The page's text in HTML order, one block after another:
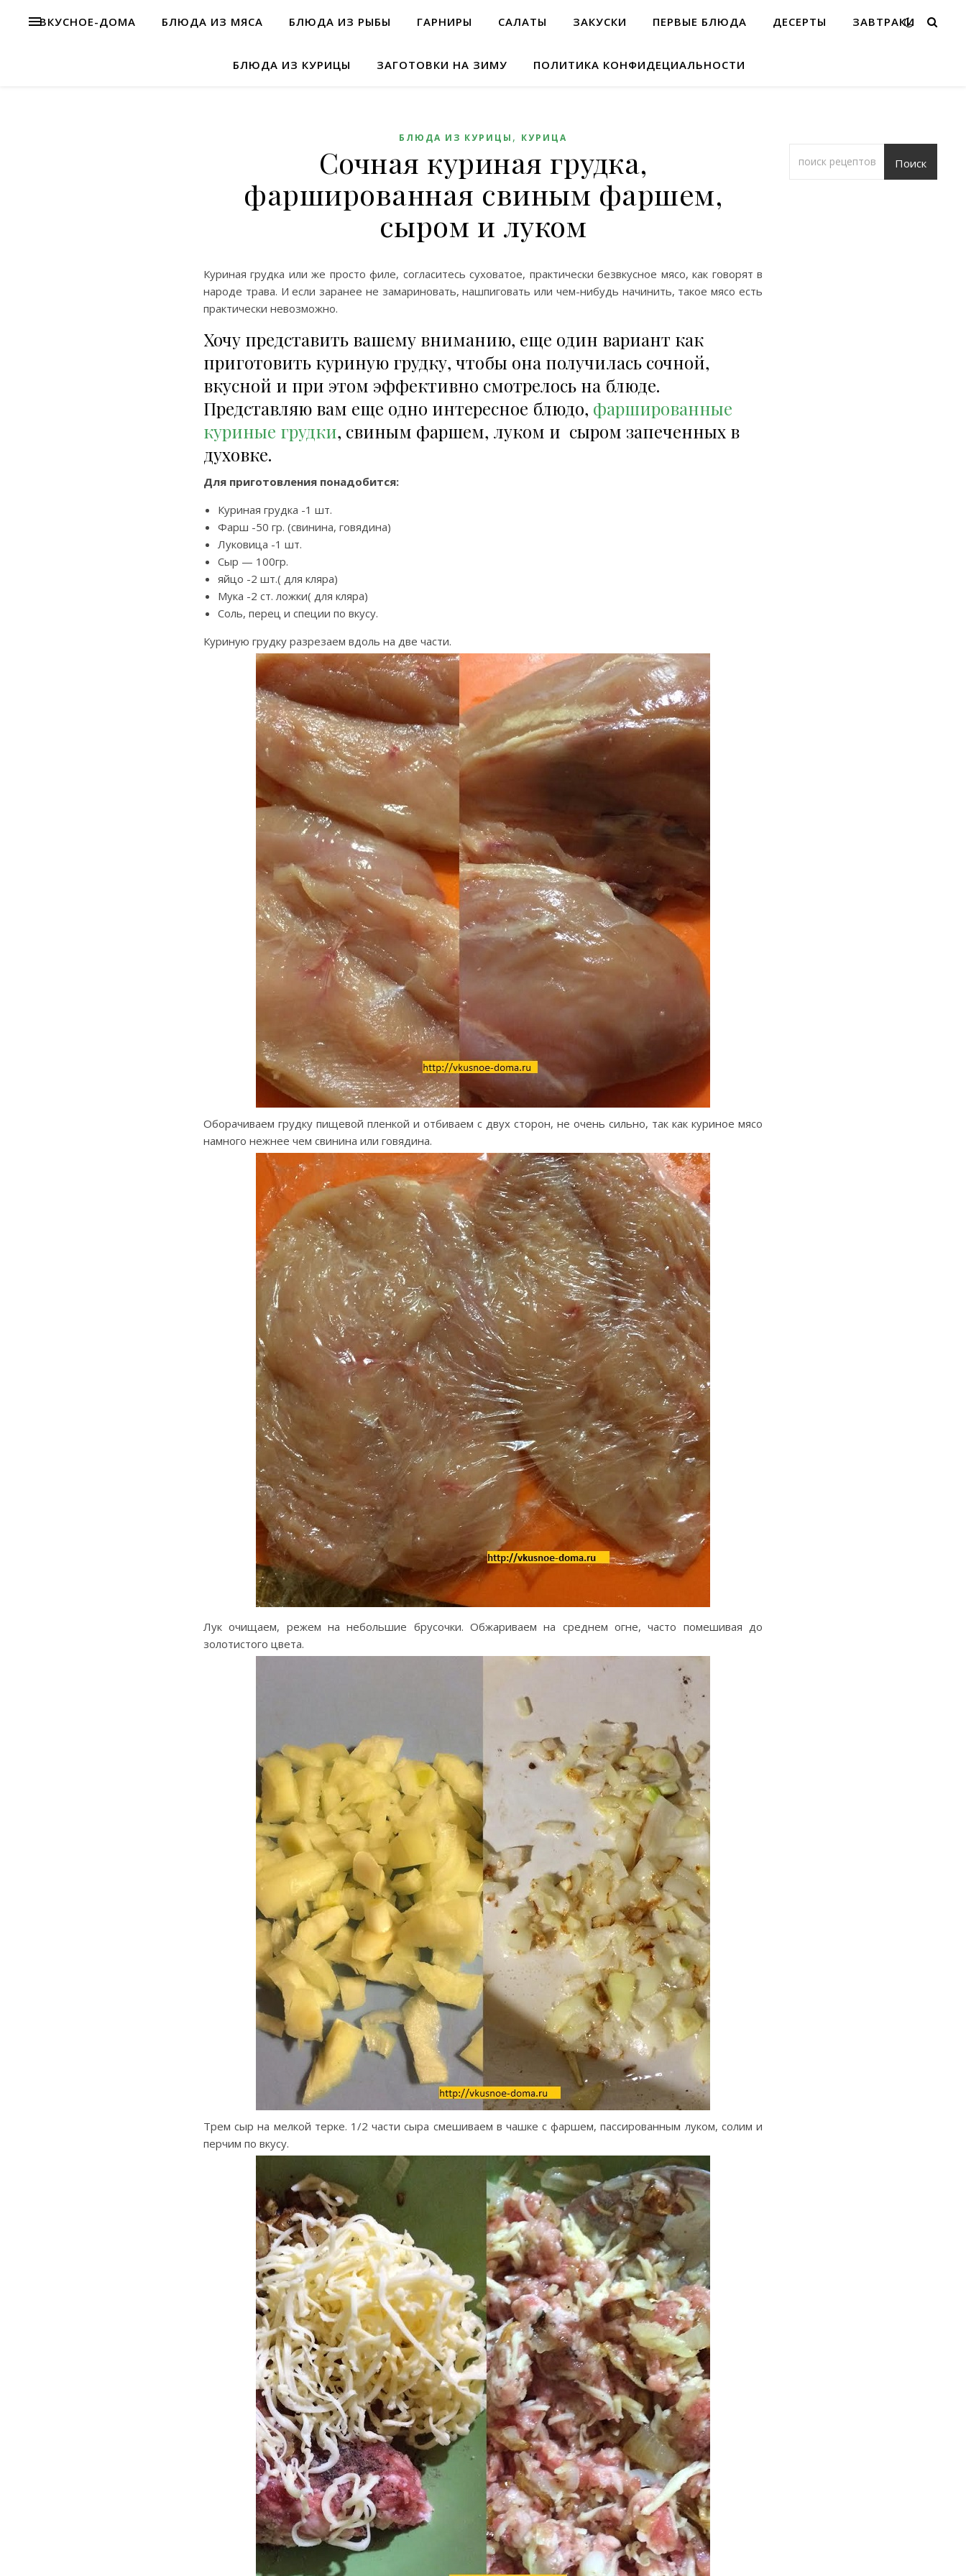
ВКУСНОЕ-ДОМА БЛЮДА ИЗ МЯСА БЛЮДА ИЗ РЫБЫ ГАРНИРЫ САЛАТЫ ЗАКУСКИ ПЕРВЫЕ БЛЮДА ДЕСЕРТЫ ЗАВТРАКИ
БЛЮДА ИЗ КУРИЦЫ ЗАГОТОВКИ НА ЗИМУ ПОЛИТИКА КОНФИДЕЦИАЛЬНОСТИ
БЛЮДА ИЗ КУРИЦЫ , КУРИЦА
Сочная куриная грудка,
фаршированная свиным фаршем,
сыром и луком
Куриная грудка или же просто филе, согласитесь суховатое, практически безвкусное мясо, как говорят в
народе трава. И если заранее не замариновать, нашпиговать или чем-нибудь начинить, такое мясо есть
практически невозможно.
Хочу представить вашему вниманию, еще один вариант как
приготовить куриную грудку, чтобы она получилась сочной,
вкусной и при этом эффективно смотрелось на блюде.
Представляю вам еще одно интересное блюдо, фаршированные
куриные грудки, свиным фаршем, луком и сыром запеченных в
духовке.
Для приготовления понадобится:
Куриная грудка -1 шт.
Фарш -50 гр. (свинина, говядина)
Луковица -1 шт.
Сыр — 100гр.
яйцо -2 шт.( для кляра)
Мука -2 ст. ложки( для кляра)
Соль, перец и специи по вкусу.
Куриную грудку разрезаем вдоль на две части.
Оборачиваем грудку пищевой пленкой и отбиваем с двух сторон, не очень сильно, так как куриное мясо
намного нежнее чем свинина или говядина.
Лук очищаем, режем на небольшие брусочки. Обжариваем на среднем огне, часто помешивая до
золотистого цвета.
Трем сыр на мелкой терке. 1/2 части сыра смешиваем в чашке с фаршем, пассированным луком, солим и
перчим по вкусу.
Поиск